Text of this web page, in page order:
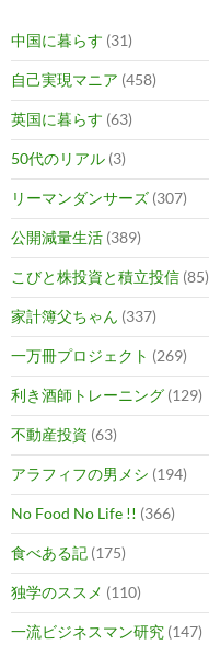
中国に暮らす (31)
自己実現マニア (458)
英国に暮らす (63)
50代のリアル (3)
リーマンダンサーズ (307)
公開減量生活 (389)
こびと株投資と積立投信 (85)
家計簿父ちゃん (337)
一万冊プロジェクト (269)
利き酒師トレーニング (129)
不動産投資 (63)
アラフィフの男メシ (194)
No Food No Life !! (366)
食べある記 (175)
独学のススメ (110)
一流ビジネスマン研究 (147)